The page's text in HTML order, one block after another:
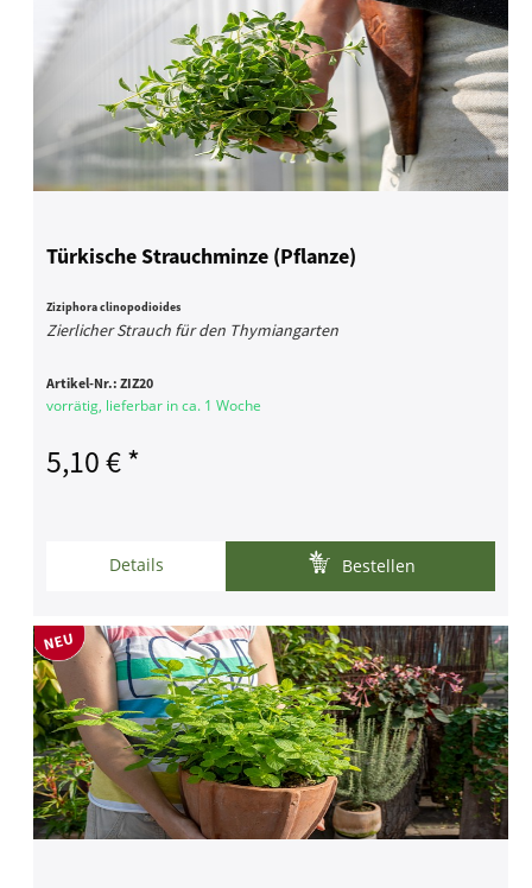
Türkische Strauchminze (Pflanze)
Ziziphora clinopodioides
Zierlicher Strauch für den Thymiangarten
Artikel-Nr.:ZIZ20
vorrätig, lieferbar in ca. 1 Woche
5,10 € *
Details Bestellen